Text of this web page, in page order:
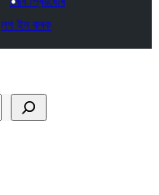
লগ ইন কৰক